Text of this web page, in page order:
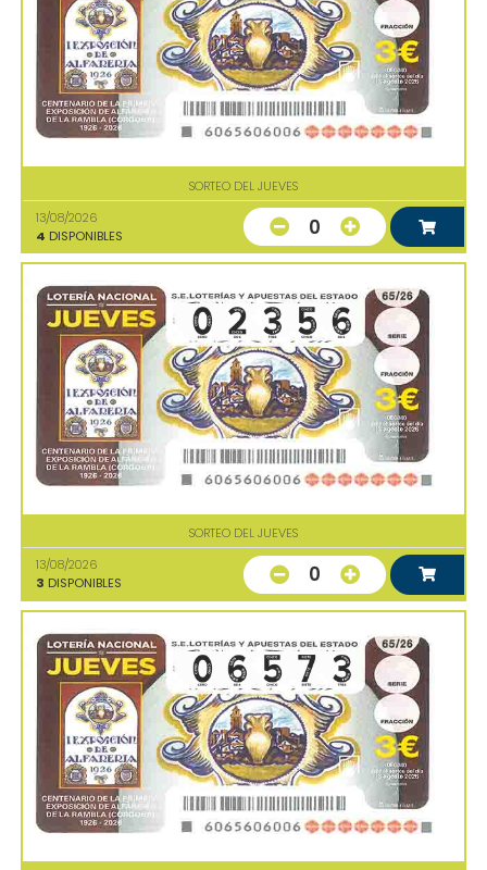
SORTEO DEL JUEVES
13/08/2026
4 DISPONIBLES 0
SORTEO DEL JUEVES
13/08/2026
3 DISPONIBLES 0